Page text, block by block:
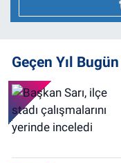
Geçen Yıl Bugün